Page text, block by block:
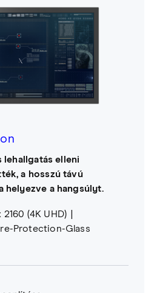
elleni
a hosszú távú
helyezve a hangsúlyt.
2160 (4K UHD)
Protection-Glass